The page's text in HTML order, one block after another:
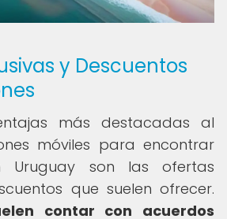
y Descuentos
más destacadas al
móviles para encontrar
Uruguay son las ofertas
que suelen ofrecer.
contar con acuerdos